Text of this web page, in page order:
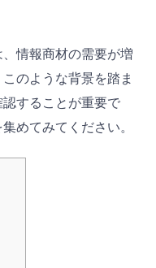
情報商材の需要が増
のような背景を踏ま
することが重要で
めてみてください。